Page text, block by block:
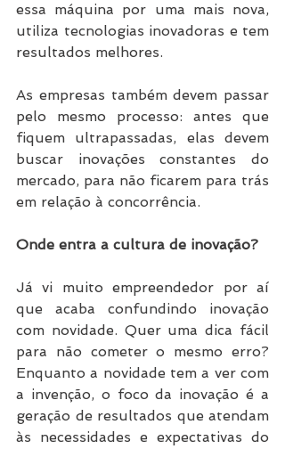
essa máquina por uma mais nova,
utiliza tecnologias inovadoras e tem
resultados melhores.
As empresas também devem passar
pelo mesmo processo: antes que
fiquem ultrapassadas, elas devem
buscar inovações constantes do
mercado, para não ficarem para trás
em relação à concorrência.
Onde entra a cultura de inovação?
Já vi muito empreendedor por aí
que acaba confundindo inovação
com novidade. Quer uma dica fácil
para não cometer o mesmo erro?
Enquanto a novidade tem a ver com
a invenção, o foco da inovação é a
geração de resultados que atendam
às necessidades e expectativas do